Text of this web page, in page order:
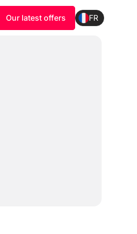
Our latest offers FR